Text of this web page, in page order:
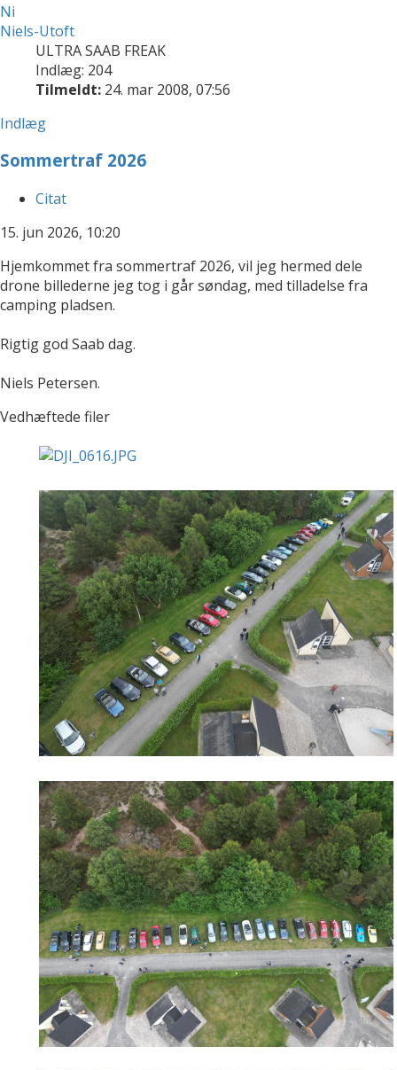
Ni
Niels-Utoft
ULTRA SAAB FREAK
Indlæg: 204
Tilmeldt: 24. mar 2008, 07:56
Indlæg
Sommertraf 2026
Citat
15. jun 2026, 10:20
Hjemkommet fra sommertraf 2026, vil jeg hermed dele
drone billederne jeg tog i går søndag, med tilladelse fra
camping pladsen.
Rigtig god Saab dag.
Niels Petersen.
Vedhæftede filer